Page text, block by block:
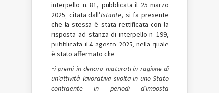
interpello n. 81, pubblicata il 25 marzo
2025, citata dall’Istante, si fa presente
che la stessa è stata rettificata con la
risposta ad istanza di interpello n. 199,
pubblicata il 4 agosto 2025, nella quale
è stato affermato che
«i premi in denaro maturati in ragione di
un’attività lavorativa svolta in uno Stato
contraente in periodi d’imposta